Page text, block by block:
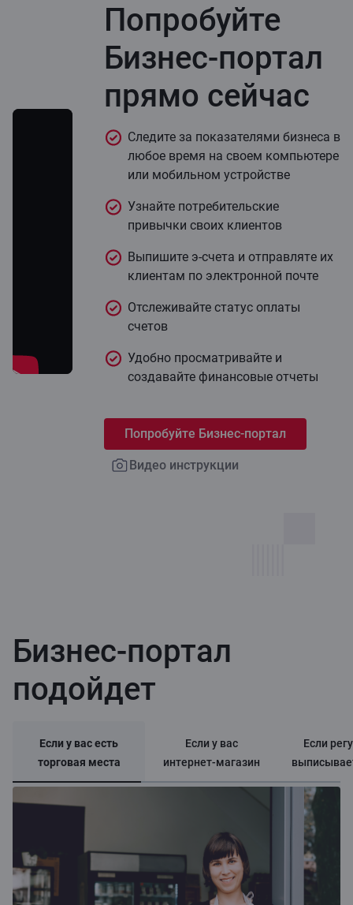
Попробуйте
Бизнес-портал
прямо сейчас
Следите за показателями бизнеса в
любое время на своем компьютере
или мобильном устройстве
Узнайте потребительские
привычки своих клиентов
Выпишите э-счета и отправлятe их
клиентам по электронной почте
Отслеживайте статус оплаты
счетов
Удобно просматривайте и
создавайте финансовые отчеты
Попробуйте Бизнес-портал
Видео инструкции
Бизнес-портал
подойдет
Если у вас есть
торговая места
Если у вас
интернет-магазин
Если